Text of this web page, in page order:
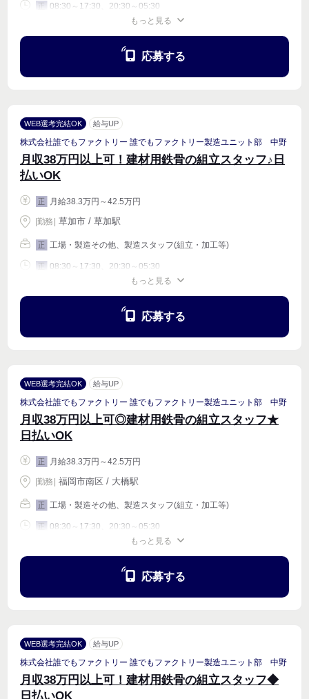
正 08:30～17:30、20:30～05:30
もっと見る
応募する
WEB選考完結OK 給与UP
株式会社誰でもファクトリー 誰でもファクトリー製造ユニット部 中野
月収38万円以上可！建材用鉄骨の組立スタッフ♪日
払いOK
正 月給38.3万円～42.5万円
|勤務 草加市 / 草加駅
正 工場・製造その他、製造スタッフ(組立・加工等)
正 08:30～17:30、20:30～05:30
もっと見る
応募する
WEB選考完結OK 給与UP
株式会社誰でもファクトリー 誰でもファクトリー製造ユニット部 中野
月収38万円以上可◎建材用鉄骨の組立スタッフ★
日払いOK
正 月給38.3万円～42.5万円
|勤務 福岡市南区 / 大橋駅
正 工場・製造その他、製造スタッフ(組立・加工等)
正 08:30～17:30、20:30～05:30
もっと見る
応募する
WEB選考完結OK 給与UP
株式会社誰でもファクトリー 誰でもファクトリー製造ユニット部 中野
月収38万円以上可！建材用鉄骨の組立スタッフ◆
日払いOK